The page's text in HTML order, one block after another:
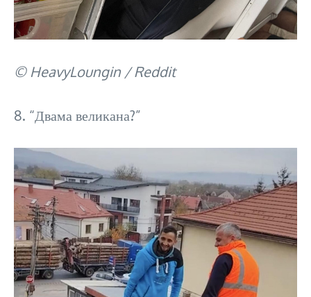
© HeavyLoungin / Reddit
8. “Двама великана?”